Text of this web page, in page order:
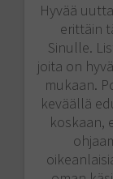
Hyvää
erittäin
Sinulle.
joita on
mukaan.
keväällä
koskaan,